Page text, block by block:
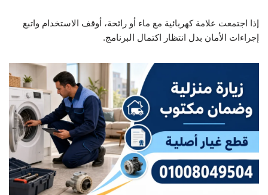
إذا اجتمعت علامة كهربائية مع ماء أو رائحة، أوقف الاستخدام واتبع
إجراءات الأمان بدل انتظار اكتمال البرنامج.